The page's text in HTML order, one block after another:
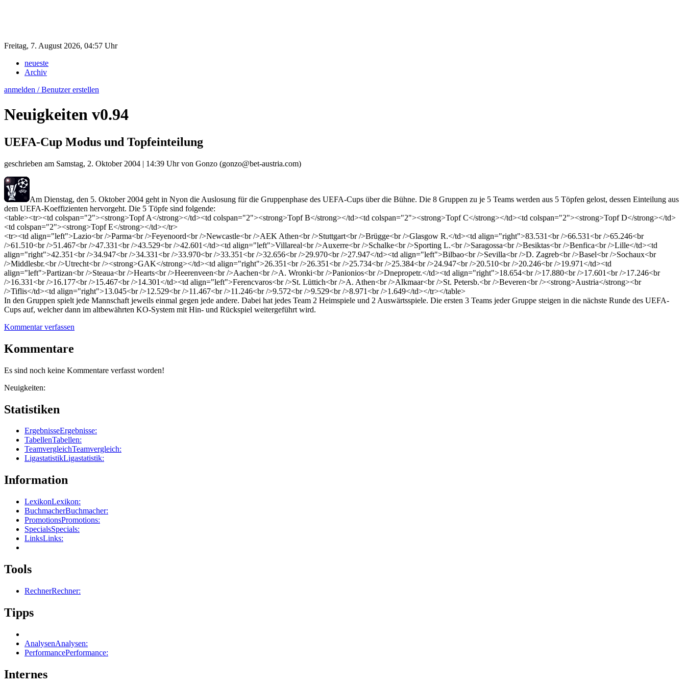
Freitag, 7. August 2026, 04:57 Uhr
neueste
Archiv
anmelden / Benutzer erstellen
Neuigkeiten v0.94
UEFA-Cup Modus und Topfeinteilung
geschrieben am Samstag, 2. Oktober 2004 | 14:39 Uhrvon Gonzo (gonzo@bet-austria.com)
Am Dienstag, den 5. Oktober 2004 geht in Nyon die Auslosung für die Gruppenphase des UEFA-Cups über die Bühne. Die 8 Gruppen zu je 5 Teams werden aus 5 Töpfen gelost, dessen Einteilung aus
dem UEFA-Koeffizienten hervorgeht. Die 5 Töpfe sind folgende:
<table><tr><td colspan="2"><strong>Topf A</strong></td><td colspan="2"><strong>Topf B</strong></td><td colspan="2"><strong>Topf C</strong></td><td colspan="2"><strong>Topf D</strong></td>
<td colspan="2"><strong>Topf E</strong></td></tr>
<tr><td align="left">Lazio<br />Parma<br />Feyenoord<br />Newcastle<br />AEK Athen<br />Stuttgart<br />Brügge<br />Glasgow R.</td><td align="right">83.531<br />66.531<br />65.246<br
/>61.510<br />51.467<br />47.331<br />43.529<br />42.601</td><td align="left">Villareal<br />Auxerre<br />Schalke<br />Sporting L.<br />Saragossa<br />Besiktas<br />Benfica<br />Lille</td><td
align="right">42.351<br />34.947<br />34.331<br />33.970<br />33.351<br />32.656<br />29.970<br />27.947</td><td align="left">Bilbao<br />Sevilla<br />D. Zagreb<br />Basel<br />Sochaux<br
/>Middlesbr.<br />Utrecht<br /><strong>GAK</strong></td><td align="right">26.351<br />26.351<br />25.734<br />25.384<br />24.947<br />20.510<br />20.246<br />19.971</td><td
align="left">Partizan<br />Steaua<br />Hearts<br />Heerenveen<br />Aachen<br />A. Wronki<br />Panionios<br />Dnepropetr.</td><td align="right">18.654<br />17.880<br />17.601<br />17.246<br
/>16.331<br />16.177<br />15.467<br />14.301</td><td align="left">Ferencvaros<br />St. Lüttich<br />A. Athen<br />Alkmaar<br />St. Petersb.<br />Beveren<br /><strong>Austria</strong><br
/>Tiflis</td><td align="right">13.045<br />12.529<br />11.467<br />11.246<br />9.572<br />9.529<br />8.971<br />1.649</td></tr></table>
In den Gruppen spielt jede Mannschaft jeweils einmal gegen jede andere. Dabei hat jedes Team 2 Heimspiele und 2 Auswärtsspiele. Die ersten 3 Teams jeder Gruppe steigen in die nächste Runde des UEFA-
Cups auf, welcher dann im altbewährten KO-System mit Hin- und Rückspiel weitergeführt wird.
Kommentar verfassen
Kommentare
Es sind noch keine Kommentare verfasst worden!
Neuigkeiten:
Statistiken
ErgebnisseErgebnisse:
TabellenTabellen:
TeamvergleichTeamvergleich:
LigastatistikLigastatistik:
Information
LexikonLexikon:
BuchmacherBuchmacher:
PromotionsPromotions:
SpecialsSpecials:
LinksLinks:
Tools
RechnerRechner:
Tipps
AnalysenAnalysen:
PerformancePerformance:
Internes